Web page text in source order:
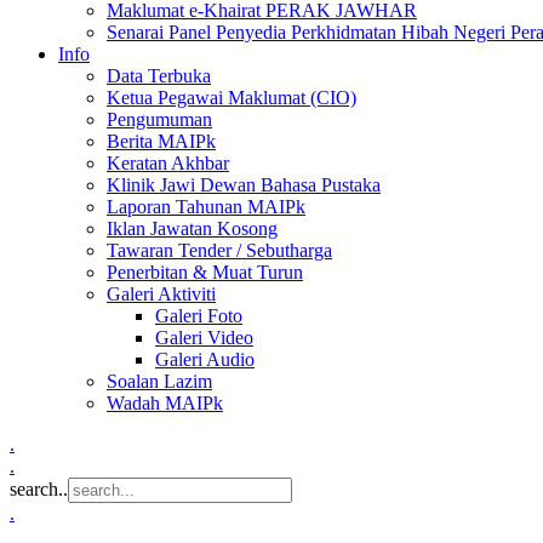
Maklumat e-Khairat PERAK JAWHAR
Senarai Panel Penyedia Perkhidmatan Hibah Negeri
Info
Data Terbuka
Ketua Pegawai Maklumat (CIO)
Pengumuman
Berita MAIPk
Keratan Akhbar
Klinik Jawi Dewan Bahasa Pustaka
Laporan Tahunan MAIPk
Iklan Jawatan Kosong
Tawaran Tender / Sebutharga
Penerbitan & Muat Turun
Galeri Aktiviti
Galeri Foto
Galeri Video
Galeri Audio
Soalan Lazim
Wadah MAIPk
.
.
search..
.